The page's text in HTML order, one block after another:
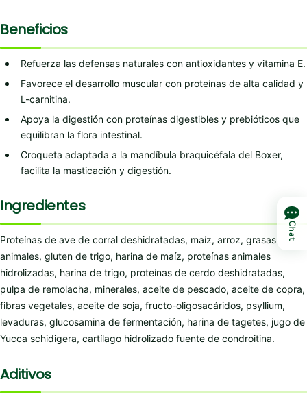
Beneficios
Refuerza las defensas naturales con antioxidantes y vitamina E.
Favorece el desarrollo muscular con proteínas de alta calidad y
L-carnitina.
Apoya la digestión con proteínas digestibles y prebióticos que
equilibran la flora intestinal.
Croqueta adaptada a la mandíbula braquicéfala del Boxer,
facilita la masticación y digestión.
Ingredientes
Proteínas de ave de corral deshidratadas, maíz, arroz, grasas
animales, gluten de trigo, harina de maíz, proteínas animales
hidrolizadas, harina de trigo, proteínas de cerdo deshidratadas,
pulpa de remolacha, minerales, aceite de pescado, aceite de copra,
fibras vegetales, aceite de soja, fructo-oligosacáridos, psyllium,
levaduras, glucosamina de fermentación, harina de tagetes, jugo de
Yucca schidigera, cartílago hidrolizado fuente de condroitina.
Aditivos
Chat